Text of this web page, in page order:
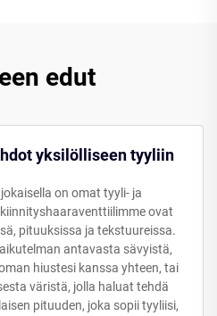
edut
yksilölliseen tyyliin
on omat tyyli- ja
ovat
pituuksissa ja tekstuureissa.
antavasta sävyistä,
hiustesi kanssa yhteen, tai
väristä, jolla haluat tehdä
pituuden, joka sopii tyyliisi,